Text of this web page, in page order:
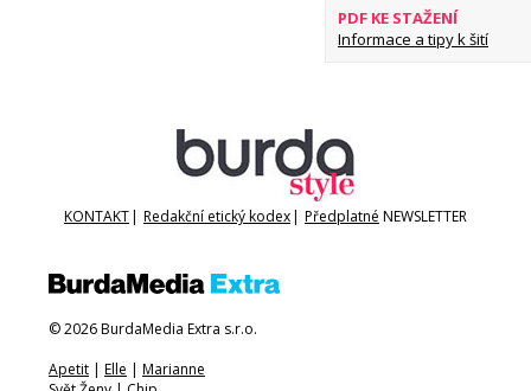
PDF KE STAŽENÍ
Informace a tipy k šití
KONTAKT| Redakční etický kodex| Předplatné NEWSLETTER
© 2026 BurdaMedia Extra s.r.o.
Apetit | Elle | Marianne